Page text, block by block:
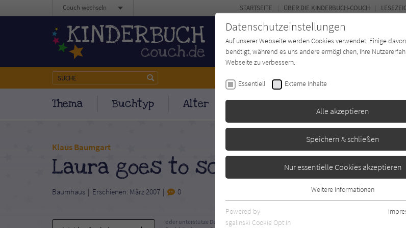
Thema Buchtyp Alter Autor*in Verlage
STARTSEITE ÜBER DIE KINDERBUCH-COUCH
Couch wechseln
Klaus Baumgart
Laura goes to school
Baumhaus Erschienen: März 2007 0
oder unterstütze Deinen
Datenschutzeinstellungen
Auf unserer Webseite werden Cookies verwendet. Einige
benötigt, während es uns andere ermöglichen, Ihre
Webseite zu verbessern.
Essentiell Externe Inhalte
Alle akzeptieren
Speichern & schließen
Nur essentielle Cookies akzeptieren
Essentielle Cookies werden für grundlegende Funktionen
benötigt. Dadurch ist gewährleistet, dass die Webseite
Weitere Informationen
Powered by
sgalinski Cookie Opt In